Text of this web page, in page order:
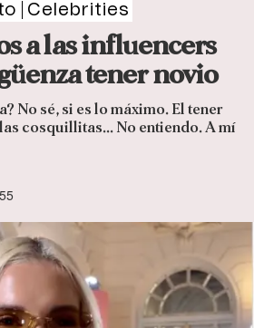
Celebrities
a las influencers
tener novio
No sé, si es lo máximo. El tener
cosquillitas... No entiendo. A mí